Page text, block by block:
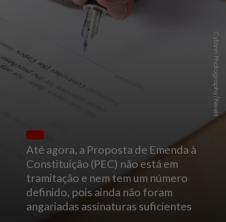
Até agora, a Proposta de Emenda à
Constituição (PEC) não está em
tramitação e nem tem um número
definido, pois ainda não foram
angariadas assinaturas suficientes
Cytonn Photography/Pexels